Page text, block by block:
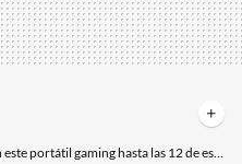
Amazon pone a precio de liquidación este portátil gaming hasta las 12 de esta noche: no llega a 600 euros